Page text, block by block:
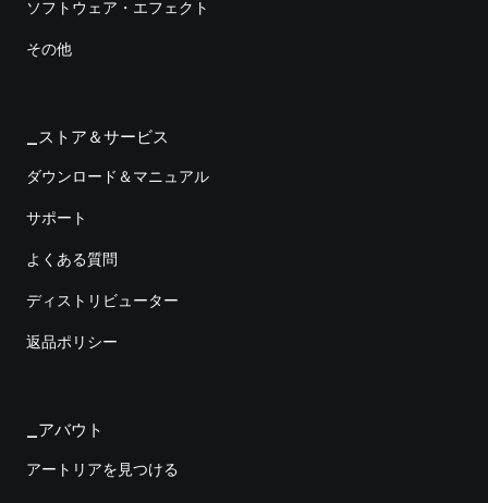
ソフトウェア・エフェクト
その他
_ストア＆サービス
ダウンロード＆マニュアル
サポート
よくある質問
ディストリビューター
返品ポリシー
_アバウト
アートリアを見つける